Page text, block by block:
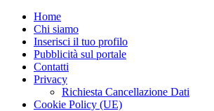
Home
Chi siamo
Inserisci il tuo profilo
Pubblicità sul portale
Contatti
Privacy
Richiesta Cancellazione Dati
Cookie Policy (UE)